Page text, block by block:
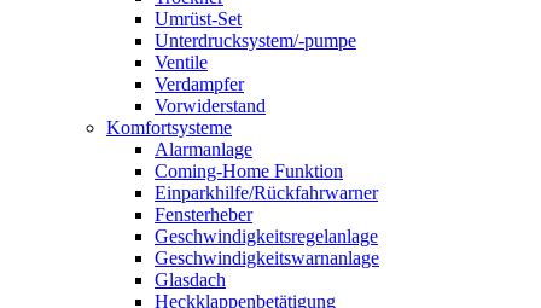
Umrüst-Set
Unterdrucksystem/-pumpe
Ventile
Verdampfer
Vorwiderstand
Komfortsysteme
Alarmanlage
Coming-Home Funktion
Einparkhilfe/Rückfahrwarner
Fensterheber
Geschwindigkeitsregelanlage
Geschwindigkeitswarnanlage
Glasdach
Heckklappenbetätigung